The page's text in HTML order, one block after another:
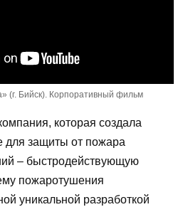
(г. Бийск). Корпоративный фильм
которая создала
для защиты от пожара
– быстродействующую
пожаротушения
уникальной разработкой